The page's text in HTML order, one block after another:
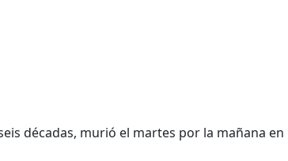
décadas, murió el martes por la mañana en